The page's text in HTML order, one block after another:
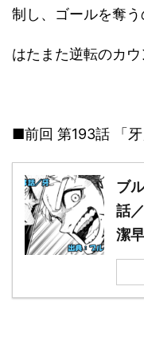
制し、ゴールを奪う
はたまた逆転のカ
■前回 第193話 「
ブ
話
潔